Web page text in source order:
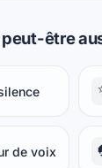
être
de voix